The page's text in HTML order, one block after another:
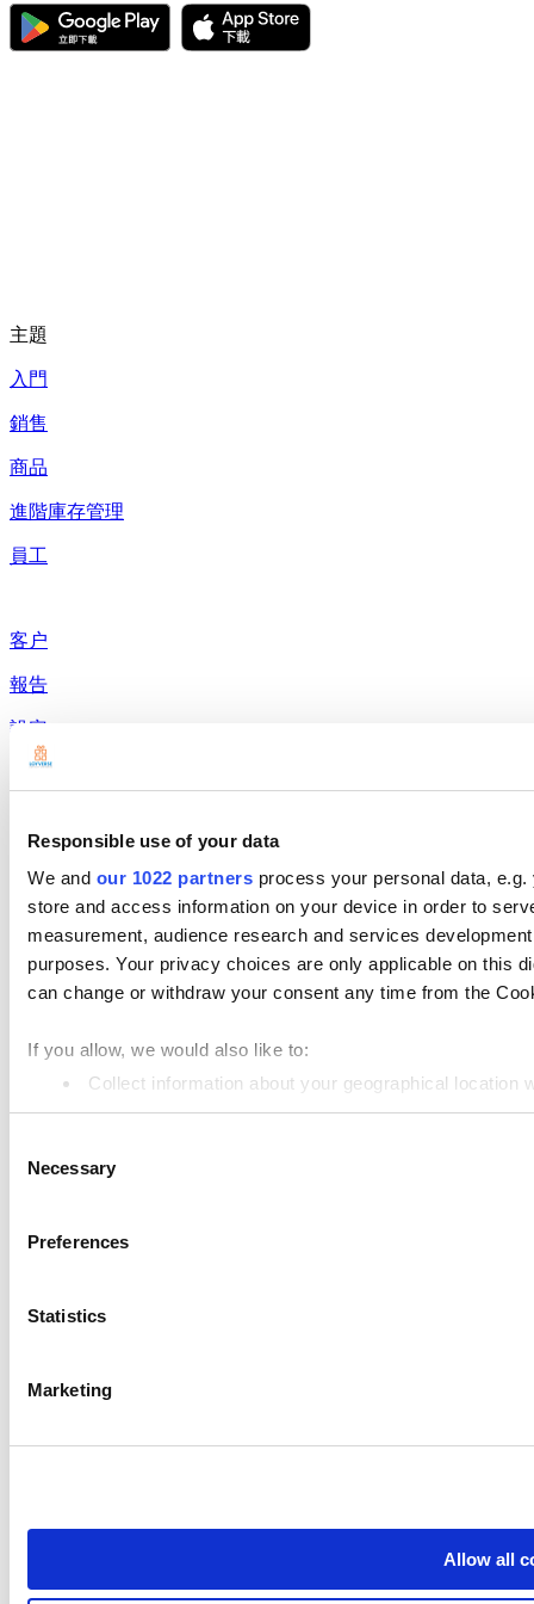
Responsible use of your data
We and our 1022 partners process your personal data,
store and access information on your device in order to
measurement, audience research and services
purposes. Your privacy choices are only applicable on this
can change or withdraw your consent any time from the
If you allow, we would also like to:
Collect information about your geographical
Identify your device by actively scanning it for
share information about your use of our site with our social
Selection
Necessary
Preferences
Statistics
Marketing
Allow all
主題
入門
銷售
商品
進階庫存管理
員工
客户
報告
設定
硬件
Loyverse POS
儀表板
Kitchen Display
進階庫存管理系統
員工管理
資源
Media kit
API documentation
Terms of Use